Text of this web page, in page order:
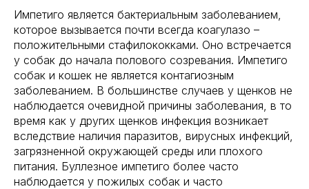
Импетиго является бактериальным заболеванием,
которое вызывается почти всегда коагулазо –
положительными стафилококками. Оно встречается
у собак до начала полового созревания. Импетиго
собак и кошек не является контагиозным
заболеванием. В большинстве случаев у щенков не
наблюдается очевидной причины заболевания, в то
время как у других щенков инфекция возникает
вследствие наличия паразитов, вирусных инфекций,
загрязненной окружающей среды или плохого
питания. Буллезное импетиго более часто
наблюдается у пожилых собак и часто